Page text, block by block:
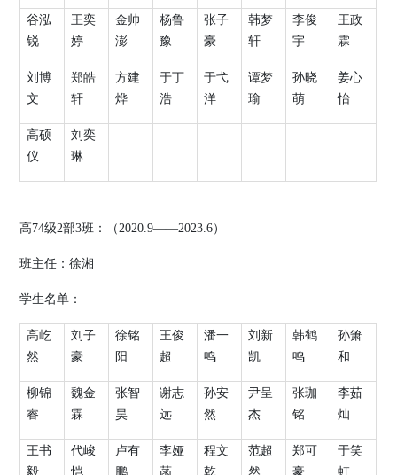
谷泓
锐
王奕
婷
金帅
澎
杨鲁
豫
张子
豪
韩梦
轩
李俊
宇
王政
霖
刘博
文
郑皓
轩
方建
烨
于丁
浩
于弋
洋
谭梦
瑜
孙晓
萌
姜心
怡
高硕
仪
刘奕
琳
高74级2部3班：（2020.9——2023.6）
班主任：徐湘
学生名单：
高屹
然
刘子
豪
徐铭
阳
王俊
超
潘一
鸣
刘新
凯
韩鹤
鸣
孙箫
和
柳锦
睿
魏金
霖
张智
昊
谢志
远
孙安
然
尹呈
杰
张珈
铭
李茹
灿
王书
毅
代峻
恺
卢有
鹏
李娅
菡
程文
乾
范超
然
郑可
豪
于笑
虹